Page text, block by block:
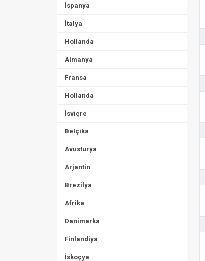
İspanya
İtalya
Hollanda
Almanya
Fransa
Hollanda
İsviçre
Belçika
Avusturya
Arjantin
Brezilya
Afrika
Danimarka
Finlandiya
İskoçya